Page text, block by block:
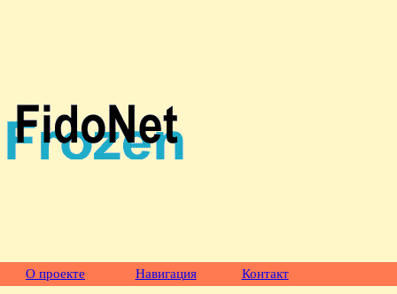
О проекте Навигация Контакт